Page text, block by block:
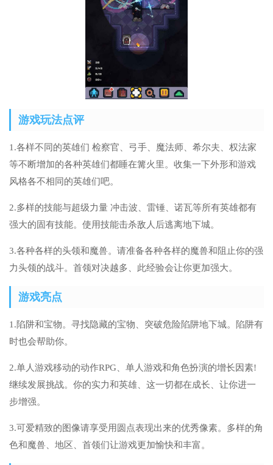
游戏玩法点评
1.各样不同的英雄们 检察官、弓手、魔法师、希尔夫、权法家
等不断增加的各种英雄们都睡在篝火里。收集一下外形和游戏
风格各不相同的英雄们吧。
2.多样的技能与超级力量 冲击波、雷锤、诺瓦等所有英雄都有
强大的固有技能。使用技能击杀敌人后逃离地下城。
3.各种各样的头领和魔兽。请准备各种各样的魔兽和阻止你的强
力头领的战斗。首领对决越多、此经验会让你更加强大。
游戏亮点
1.陷阱和宝物。寻找隐藏的宝物、突破危险陷阱地下城。陷阱有
时也会帮助你。
2.单人游戏移动的动作RPG、单人游戏和角色扮演的增长因素!
继续发展挑战。你的实力和英雄、这一切都在成长、让你进一
步增强。
3.可爱精致的图像请享受用圆点表现出来的优秀像素。多样的角
色和魔兽、地区、首领们让游戏更加愉快和丰富。